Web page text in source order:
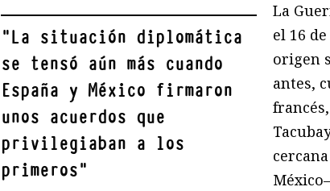
"La situación diplomática
se tensó aún más cuando
España y México firmaron
unos acuerdos que
privilegiaban a los
primeros"
La
el 16
origen
antes,